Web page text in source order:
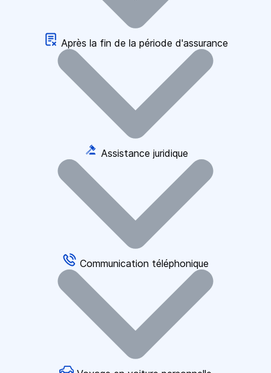
Après la fin de la période d'assurance
Assistance juridique
Communication téléphonique